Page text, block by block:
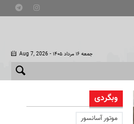
Aug 7, 2026 - جمعه ۱۶ مرداد ۱۴۰۵
وبگردی
موتور آسانسور